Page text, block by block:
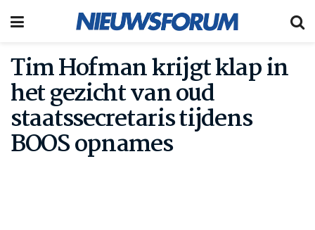
Tim Hofman krijgt klap in
het gezicht van oud
staatssecretaris tijdens
BOOS opnames